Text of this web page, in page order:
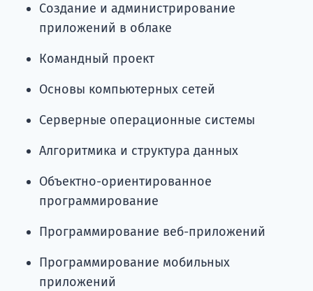
Создание и администрирование
приложений в облаке
Командный проект
Основы компьютерных сетей
Серверные операционные системы
Алгоритмика и структура данных
Объектно-ориентированное
программирование
Программирование веб-приложений
Программирование мобильных
приложений